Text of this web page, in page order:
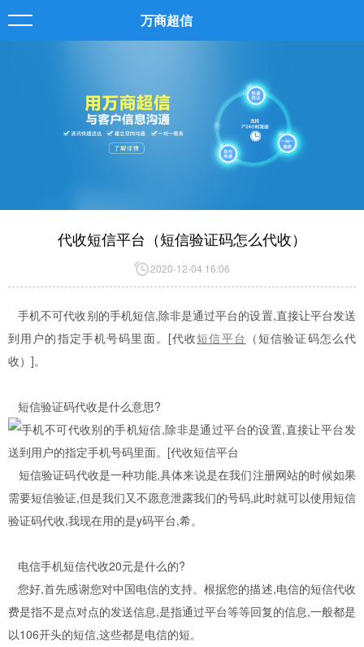
万商超信
代收短信平台（短信验证码怎么代收）
2020-12-04 16:06
手机不可代收别的手机短信,除非是通过平台的设置,直接让平台发送
到用户的指定手机号码里面。[代收短信平台 （短信验证码怎么代
收）]。
短信验证码代收是什么意思?
短信验证码代收是一种功能,具体来说是在我们注册网站的时候如果
需要短信验证,但是我们又不愿意泄露我们的号码,此时就可以使用短信
验证码代收,我现在用的是y码平台,希。
电信手机短信代收20元是什么的?
您好,首先感谢您对中国电信的支持。根据您的描述,电信的短信代收
费是指不是点对点的发送信息,是指通过平台等等回复的信息,一般都是
以106开头的短信,这些都是电信的短。